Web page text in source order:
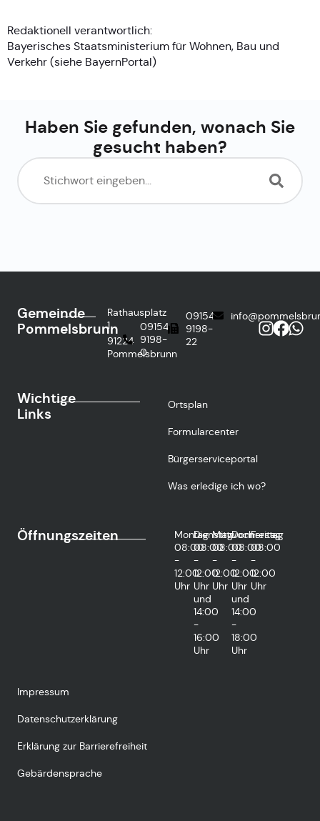
Redaktionell verantwortlich:
Bayerisches Staatsministerium für Wohnen, Bau und
Verkehr (siehe BayernPortal)
Haben Sie gefunden, wonach Sie
gesucht haben?
Gemeinde
Pommelsbrunn
Rathausplatz
1
91224
Pommelsbrunn
09154
9198-
0
09154
9198-
22
Wichtige
Links
Ortsplan
Formularcenter
Bürgerserviceportal
Was erledige ich wo?
Öffnungszeiten
Montag
08:00
-
12:00
Uhr
Dienstag
08:00
-
12:00
Uhr
und
14:00
-
16:00
Uhr
Mittwoch
08:00
-
12:00
Uhr
Donnerstag
08:00
-
12:00
Uhr
und
14:00
-
18:00
Uhr
Freitag
08:00
-
12:00
Uhr
Impressum
Datenschutzerklärung
Erklärung zur Barrierefreiheit
Gebärdensprache